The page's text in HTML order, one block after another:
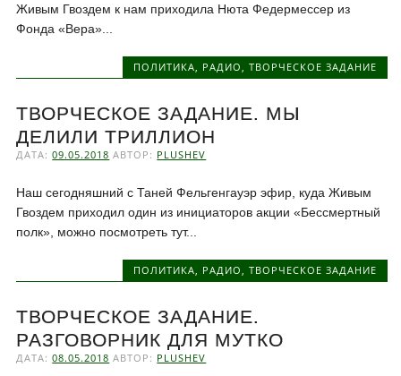
Живым Гвоздем к нам приходила Нюта Федермессер из
Фонда «Вера»...
ПОЛИТИКА РАДИО ТВОРЧЕСКОЕ ЗАДАНИЕ
ТВОРЧЕСКОЕ ЗАДАНИЕ. МЫ
ДЕЛИЛИ ТРИЛЛИОН
ДАТА:09.05.2018 АВТОР: PLUSHEV
Наш сегодняшний с Таней Фельгенгауэр эфир, куда Живым
Гвоздем приходил один из инициаторов акции «Бессмертный
полк», можно посмотреть тут...
ПОЛИТИКА, РАДИО, ТВОРЧЕСКОЕ ЗАДАНИЕ
ТВОРЧЕСКОЕ ЗАДАНИЕ.
РАЗГОВОРНИК ДЛЯ МУТКО
ДАТА:08.05.2018 АВТОР: PLUSHEV